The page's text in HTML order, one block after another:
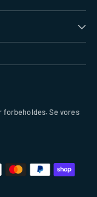
Se vores